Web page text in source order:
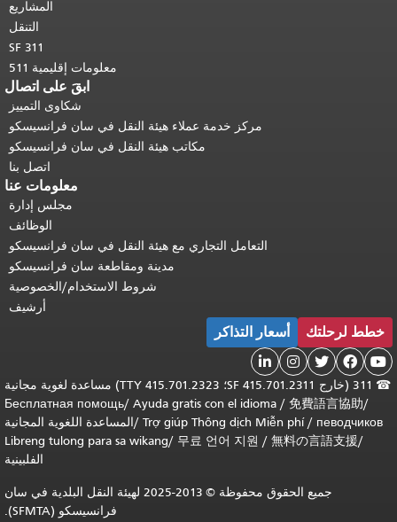
المشاريع
التنقل
SF 311
معلومات إقليمية 511
ابقَ على اتصال
شكاوى التمييز
مركز خدمة عملاء هيئة النقل في سان فرانسيسكو
مكاتب هيئة النقل في سان فرانسيسكو
اتصل بنا
معلومات عنا
مجلس إدارة
الوظائف
التعامل التجاري مع هيئة النقل في سان فرانسيسكو
مدينة ومقاطعة سان فرانسيسكو
شروط الاستخدام/الخصوصية
أرشيف
خطط لرحلتك أسعار التذاكر





☎
311 (خارج SF 415.701.2311؛ TTY 415.701.2323) مساعدة لغوية مجانية
/
免費語言協助
/
Ayuda gratis con el idioma
/
Бесплатная помощь
певодчиков
/
Trợ giúp Thông dịch Miễn phí
/المساعدة اللغوية المجانية
/
無料の言語支援
/
무료 언어 지원
/
Libreng tulong para sa wikang
الفلبينية
جميع الحقوق محفوظة © 2013-2025 لهيئة النقل البلدية في سان
فرانسيسكو (SFMTA).